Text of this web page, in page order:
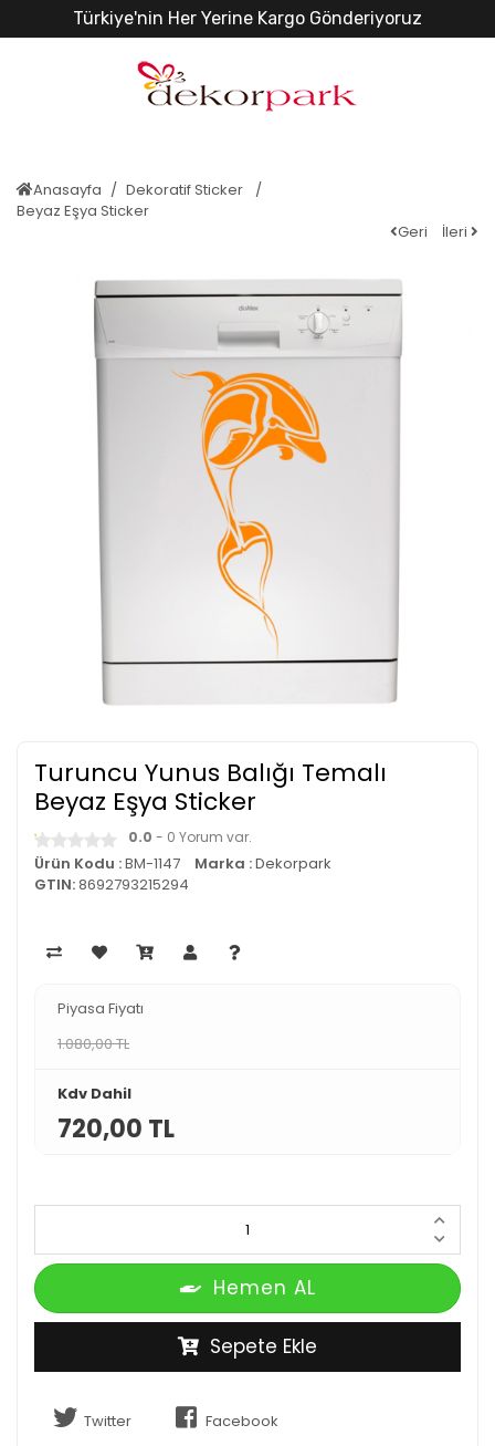
Türkiye'nin Her Yerine Kargo Gönderiyoruz
Anasayfa
Dekoratif Sticker
Beyaz Eşya Sticker
Geri
İleri
Turuncu Yunus Balığı Temalı
Beyaz Eşya Sticker
0.0 - 0 Yorum var.
Ürün Kodu :BM-1147 Marka :Dekorpark
GTIN:8692793215294
Piyasa Fiyatı
1.080,00 TL
Kdv Dahil
720,00 TL
Hemen AL
Sepete Ekle
Twitter Facebook